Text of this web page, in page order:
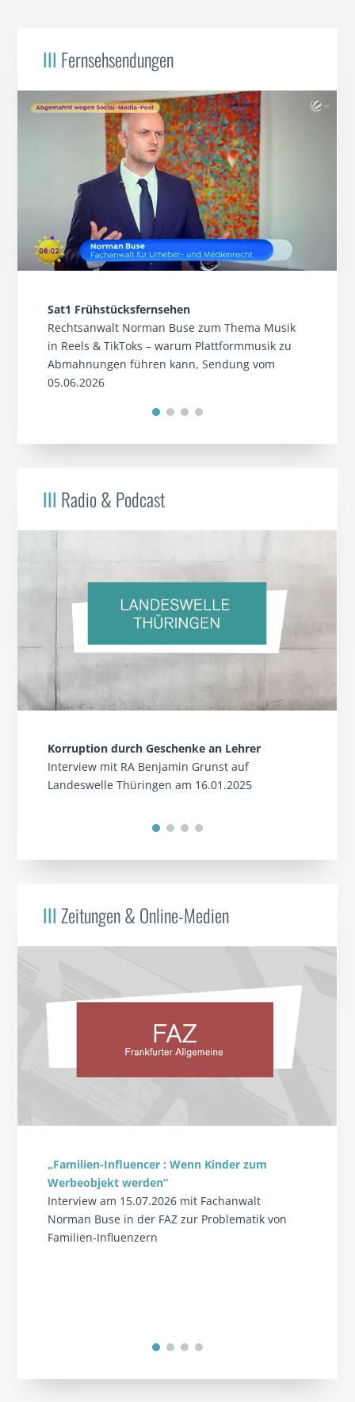
III Fernsehsendungen
Sat1 Frühstücksfernsehen
Rechtsanwalt Norman Buse zum Thema Musik
in Reels & TikToks – warum Plattformmusik zu
Abmahnungen führen kann, Sendung vom
05.06.2026
III Radio & Podcast
Korruption durch Geschenke an Lehrer
Interview mit RA Benjamin Grunst auf
Landeswelle Thüringen am 16.01.2025
IIIZeitungen & Online-Medien
„Familien-Influencer : Wenn Kinder zum
Werbeobjekt werden“
Interview am 15.07.2026 mit Fachanwalt
Norman Buse in der FAZ zur Problematik von
Familien-Influenzern